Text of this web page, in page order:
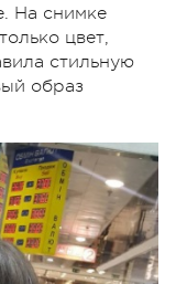
На снимке
цвет,
стильную
образ